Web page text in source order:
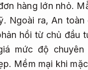
hàng lớn nhỏ.
Ngoài ra, An toàn
hồi từ chủ đầu
mức độ chuyên
Mềm mại khi